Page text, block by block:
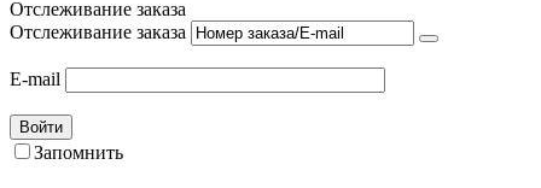
Отслеживание заказа
Отслеживание заказа
E-mail
Войти
Запомнить